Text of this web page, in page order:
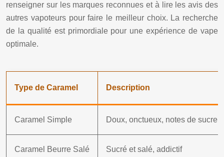
renseigner sur les marques reconnues et à lire les avis des
autres vapoteurs pour faire le meilleur choix. La recherche
de la qualité est primordiale pour une expérience de vape
optimale.
Type de Caramel Description
Caramel Simple Doux, onctueux, notes de sucre
Caramel Beurre Salé Sucré et salé, addictif